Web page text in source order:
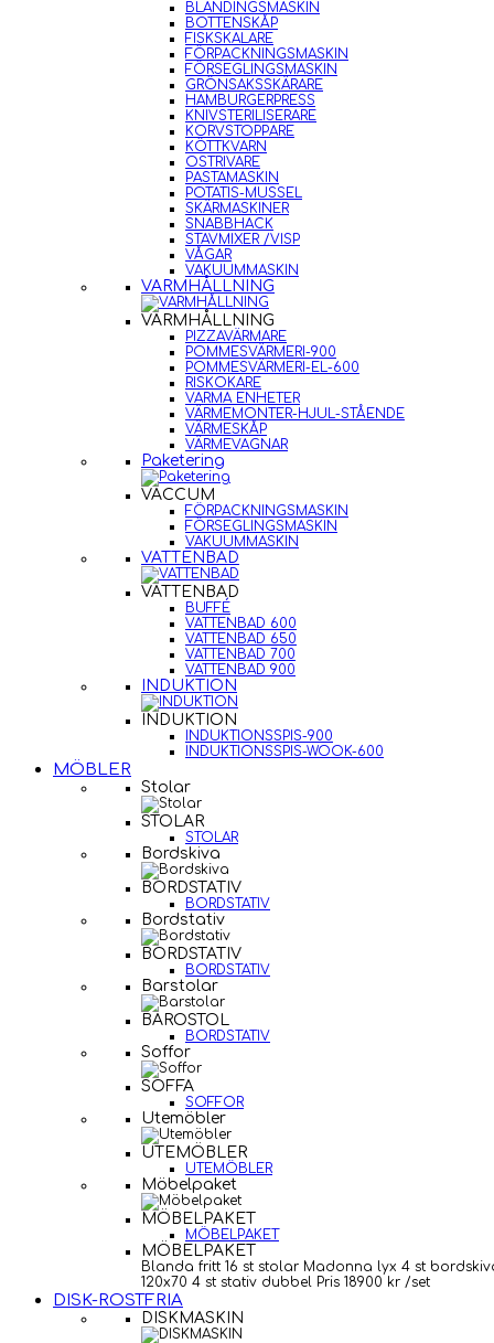
BLANDINGSMASKIN
BOTTENSKÅP
FISKSKALARE
FÖRPACKNINGSMASKIN
FÖRSEGLINGSMASKIN
GRÖNSAKSSKÄRARE
HAMBURGERPRESS
KNIVSTERILISERARE
KORVSTOPPARE
KÖTTKVARN
OSTRIVARE
PASTAMASKIN
POTATIS-MUSSEL
SKÄRMASKINER
SNABBHACK
STAVMIXER /VISP
VÅGAR
VAKUUMMASKIN
VARMHÅLLNING
VARMHÅLLNING
PIZZAVÄRMARE
POMMESVÄRMERI-900
POMMESVÄRMERI-EL-600
RISKOKARE
VARMA ENHETER
VÄRMEMONTER-HJUL-STÅENDE
VÄRMESKÅP
VÄRMEVAGNAR
Paketering
VACCUM
FÖRPACKNINGSMASKIN
FÖRSEGLINGSMASKIN
VAKUUMMASKIN
VATTENBAD
VATTENBAD
BUFFÉ
VATTENBAD 600
VATTENBAD 650
VATTENBAD 700
VATTENBAD 900
INDUKTION
INDUKTION
INDUKTIONSSPIS-900
INDUKTIONSSPIS-WOOK-600
MÖBLER
Stolar
STOLAR
STOLAR
Bordskiva
BORDSTATIV
BORDSTATIV
Bordstativ
BORDSTATIV
BORDSTATIV
Barstolar
BAROSTOL
BORDSTATIV
Soffor
SOFFA
SOFFOR
Utemöbler
UTEMÖBLER
UTEMÖBLER
Möbelpaket
MÖBELPAKET
MÖBELPAKET
MÖBELPAKET
Blanda fritt 16 st stolar Madonna lyx 4 st
120x70 4 st stativ dubbel Pris 18900 kr /set
DISK-ROSTFRIA
DISKMASKIN